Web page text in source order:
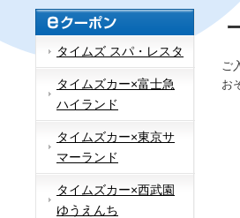
タイムズ スパ・レスタ
タイムズカー×富士急
ハイランド
タイムズカー×東京サ
マーランド
タイムズカー×西武園
ゆうえんち
ご
お